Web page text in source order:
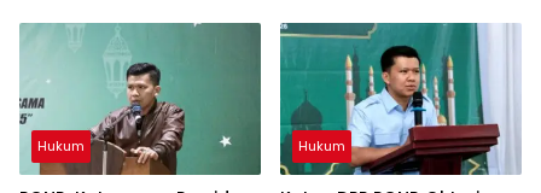
Budaya Kinerja
Hukum Hukum